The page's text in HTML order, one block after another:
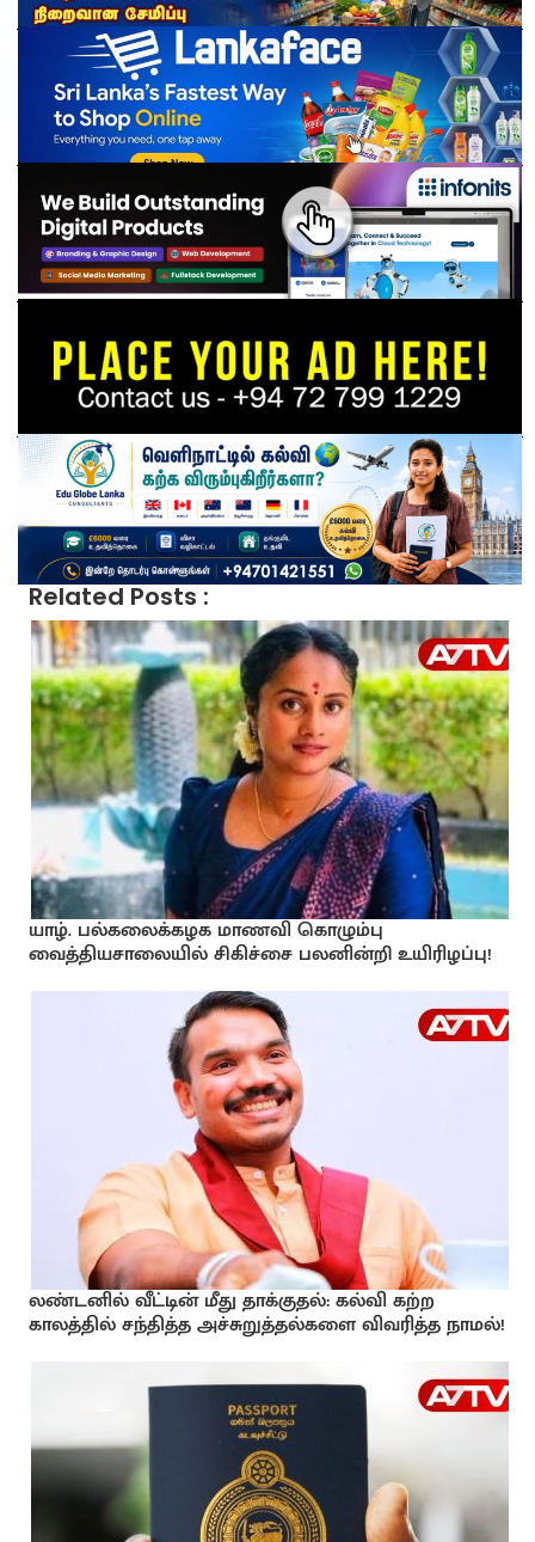
Related Posts :
யாழ். பல்கலைக்கழக மாணவி கொழும்பு
வைத்தியசாலையில் சிகிச்சை பலனின்றி உயிரிழப்பு!
லண்டனில் வீட்டின் மீது தாக்குதல்: கல்வி கற்ற
காலத்தில் சந்தித்த அச்சுறுத்தல்களை விவரித்த நாமல்!